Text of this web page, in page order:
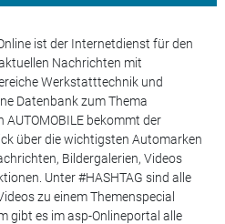
ist der Internetdienst für den
Nachrichten mit
Werkstatttechnik und
Datenbank zum Thema
AUTOMOBILE bekommt der
über die wichtigsten Automarken
Bildergalerien, Videos
Unter #HASHTAG sind alle
zu einem Themenspecial
gibt es im asp-Onlineportal alle